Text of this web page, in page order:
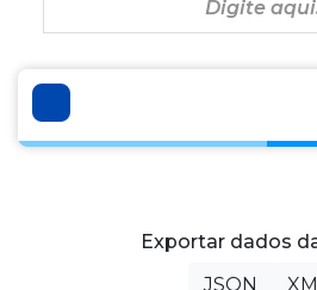
Exportar dados
JSON